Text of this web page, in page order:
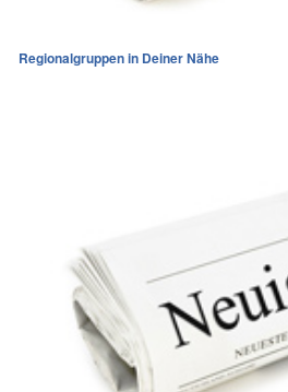
Regionalgruppen in Deiner Nähe